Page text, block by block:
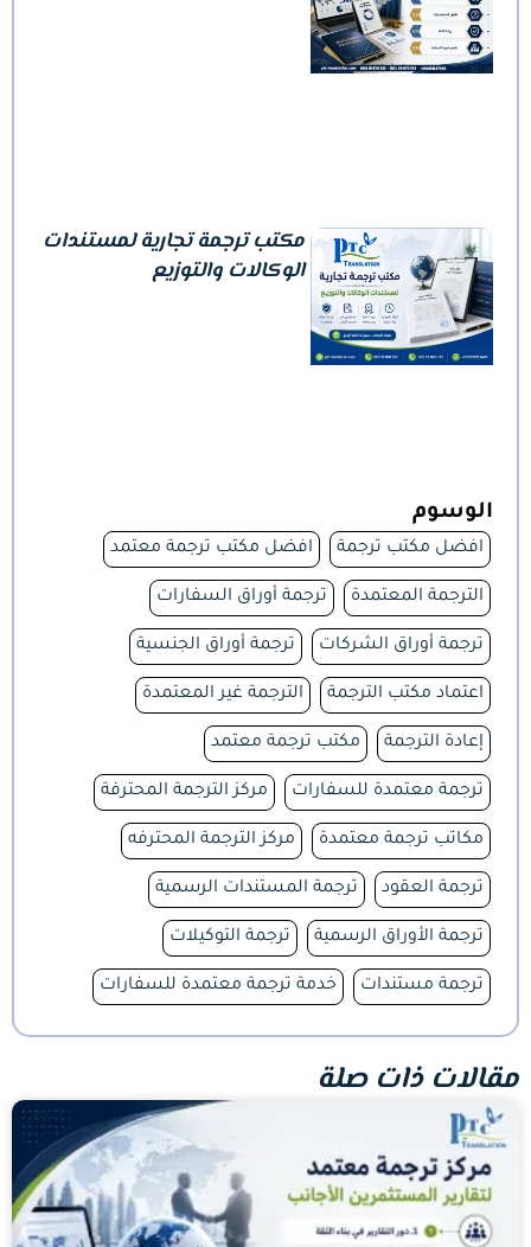
مكتب ترجمة تجارية لمستندات
الوكالات والتوزيع
الوسوم
افضل مكتب ترجمة افضل مكتب ترجمة معتمد
الترجمة المعتمدة ترجمة أوراق السفارات
ترجمة أوراق الشركات ترجمة أوراق الجنسية
اعتماد مكتب الترجمة الترجمة غير المعتمدة
إعادة الترجمة مكتب ترجمة معتمد
ترجمة معتمدة للسفارات مركز الترجمة المحترفة
مكاتب ترجمة معتمدة مركز الترجمة المحترفه
ترجمة العقود ترجمة المستندات الرسمية
ترجمة الأوراق الرسمية ترجمة التوكيلات
ترجمة مستندات خدمة ترجمة معتمدة للسفارات
مقالات ذات صلة